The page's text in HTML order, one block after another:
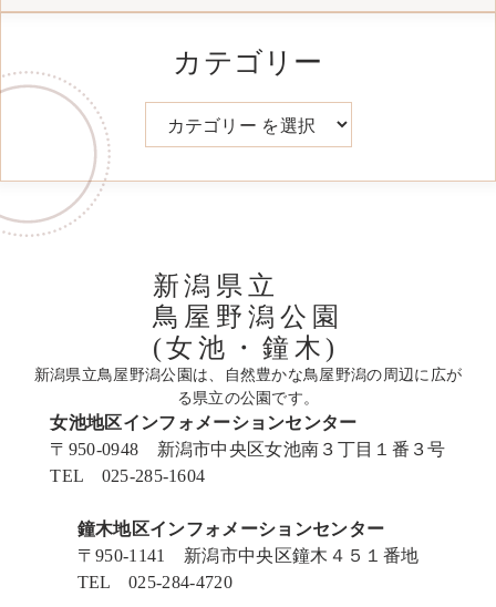
カテゴリー
カテゴリー
新潟県立
鳥屋野潟公園
(女池・鐘木)
新潟県立鳥屋野潟公園は、自然豊かな鳥屋野潟の周辺に広が
る県立の公園です。
女池地区インフォメーションセンター
〒950-0948 新潟市中央区女池南３丁目１番３号
TEL 025-285-1604
鐘木地区インフォメーションセンター
〒950-1141 新潟市中央区鐘木４５１番地
TEL 025-284-4720